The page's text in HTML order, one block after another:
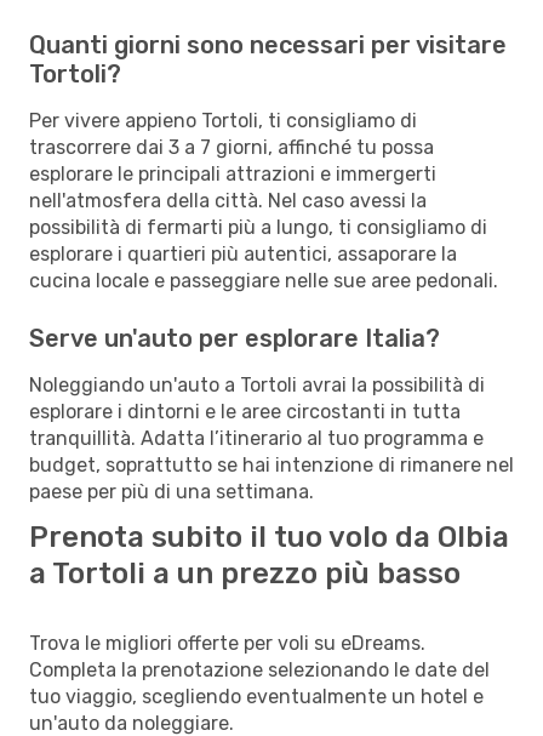
Quanti giorni sono necessari per visitare
Tortoli?
Per vivere appieno Tortoli, ti consigliamo di
trascorrere dai 3 a 7 giorni, affinché tu possa
esplorare le principali attrazioni e immergerti
nell'atmosfera della città. Nel caso avessi la
possibilità di fermarti più a lungo, ti consigliamo di
esplorare i quartieri più autentici, assaporare la
cucina locale e passeggiare nelle sue aree pedonali.
Serve un'auto per esplorare Italia?
Noleggiando un'auto a Tortoli avrai la possibilità di
esplorare i dintorni e le aree circostanti in tutta
tranquillità. Adatta l’itinerario al tuo programma e
budget, soprattutto se hai intenzione di rimanere nel
paese per più di una settimana.
Prenota subito il tuo volo da Olbia
a Tortoli a un prezzo più basso
Trova le migliori offerte per voli su eDreams.
Completa la prenotazione selezionando le date del
tuo viaggio, scegliendo eventualmente un hotel e
un'auto da noleggiare.